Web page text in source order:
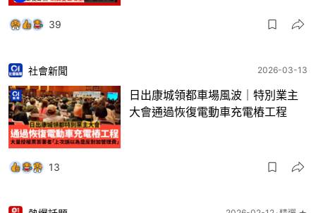
39
社會新聞 2026-03-13
日出康城領都車場風波｜特別業主
大會通過恢復電動車充電樁工程
13